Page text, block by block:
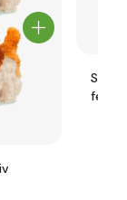
Set
feluri